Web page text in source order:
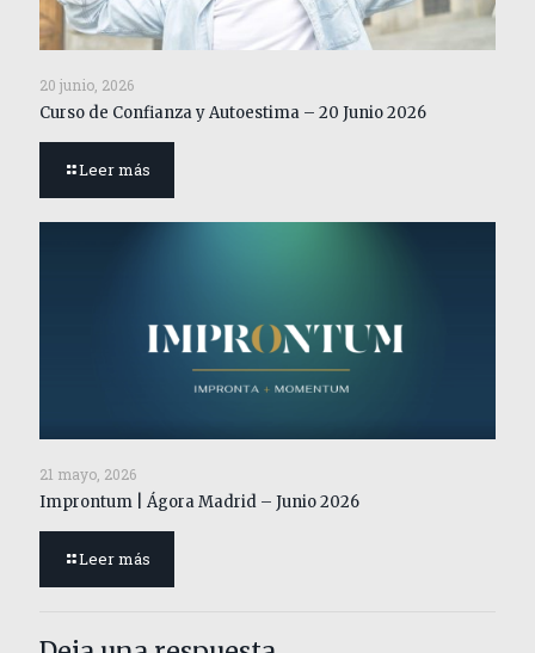
20 junio, 2026
Curso de Confianza y Autoestima – 20 Junio 2026
Leer más
21 mayo, 2026
Improntum | Ágora Madrid – Junio 2026
Leer más